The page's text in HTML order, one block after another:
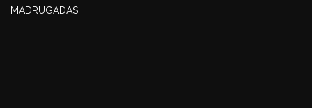
MADRUGADAS